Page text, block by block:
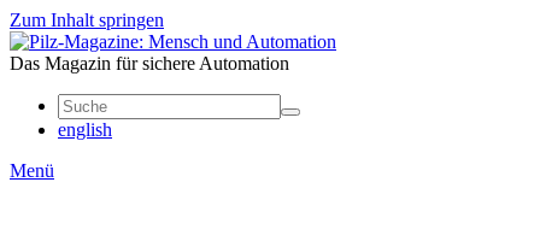
Zum Inhalt springen
Das Magazin für sichere Automation
english
Menü